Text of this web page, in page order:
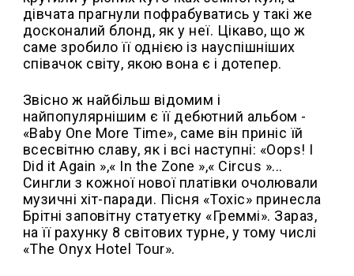
дівчата прагнули пофрабуватись у такі же
досконалий блонд, як у неї. Цікаво, що ж
саме зробило її однією із науспішніших
співачок світу, якою вона є і дотепер.
Звісно ж найбільш відомим і
найпопулярнішим є її дебютний альбом -
«Baby One More Time», саме він приніс їй
всесвітню славу, як і всі наступні: «Oops! I
Did it Again »,« In the Zone »,« Circus »...
Сингли з кожної нової платівки очолювали
музичні хіт-паради. Пісня «Toxic» принесла
Брітні заповітну статуетку «Греммі». Зараз,
на її рахунку 8 світових турне, у тому числі
«The Onyx Hotel Tour».